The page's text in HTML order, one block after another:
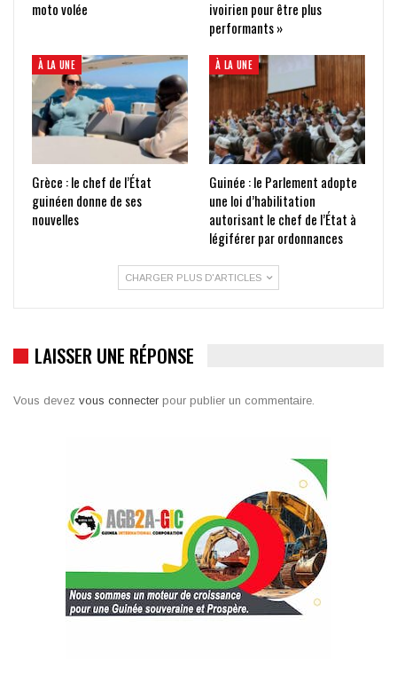
moto volée
ivoirien pour être plus
performants »
À LA UNE
Grèce : le chef de l’État
guinéen donne de ses
nouvelles
À LA UNE
Guinée : le Parlement adopte
une loi d’habilitation
autorisant le chef de l’État à
légiférer par ordonnances
CHARGER PLUS D'ARTICLES
LAISSER UNE RÉPONSE
Vous devez vous connecter pour publier un commentaire.